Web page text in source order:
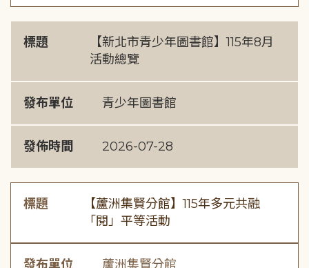
標題
【新北市青少年圖書館】115年8月
活動總覽
發布單位 青少年圖書館
發佈時間 2026-07-28
標題
【蘆洲集賢分館】115年多元共融
「閱」平等活動
發布單位 蘆洲集賢分館